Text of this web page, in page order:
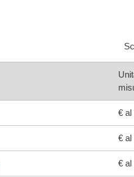
€ al
€ al
€ al